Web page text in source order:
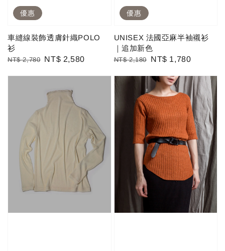
優惠
車縫線裝飾透膚針織POLO
衫
Regular
NT$ 2,780 Sale
NT$ 2,580
優惠
UNISEX 法國亞麻半袖襯衫
｜追加新色
Regular
NT$ 2,180
Sale
NT$ 1,780